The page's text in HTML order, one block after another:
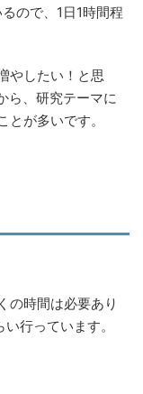
ので、1日1時間程
やしたい！と思
ら、研究テーマに
が多いです。
の時間は必要あり
行っています。